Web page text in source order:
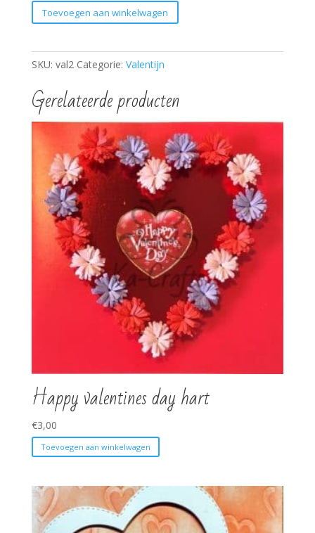
Valentijn
hartjes
aantal
Toevoegen aan winkelwagen
SKU: val2 Categorie: Valentijn
Gerelateerde producten
Happy valentines day hart
€3,00
Toevoegen aan winkelwagen